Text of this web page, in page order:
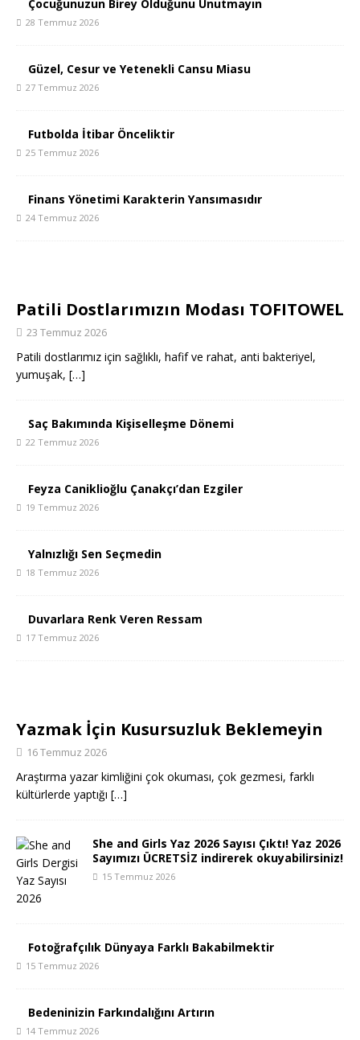
Çocuğunuzun Birey Olduğunu Unutmayın
28 Temmuz 2026
Güzel, Cesur ve Yetenekli Cansu Miasu
27 Temmuz 2026
Futbolda İtibar Önceliktir
25 Temmuz 2026
Finans Yönetimi Karakterin Yansımasıdır
24 Temmuz 2026
Patili Dostlarımızın Modası TOFITOWEL
23 Temmuz 2026
Patili dostlarımız için sağlıklı, hafif ve rahat, anti bakteriyel,
yumuşak, […]
Saç Bakımında Kişiselleşme Dönemi
22 Temmuz 2026
Feyza Caniklioğlu Çanakçı’dan Ezgiler
19 Temmuz 2026
Yalnızlığı Sen Seçmedin
18 Temmuz 2026
Duvarlara Renk Veren Ressam
17 Temmuz 2026
Yazmak İçin Kusursuzluk Beklemeyin
16 Temmuz 2026
Araştırma yazar kimliğini çok okuması, çok gezmesi, farklı
kültürlerde yaptığı […]
She and Girls Yaz 2026 Sayısı Çıktı! Yaz 2026
Sayımızı ÜCRETSİZ indirerek okuyabilirsiniz!
15 Temmuz 2026
Fotoğrafçılık Dünyaya Farklı Bakabilmektir
15 Temmuz 2026
Bedeninizin Farkındalığını Artırın
14 Temmuz 2026